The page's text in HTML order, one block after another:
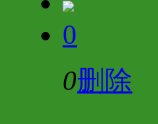
0
0删除